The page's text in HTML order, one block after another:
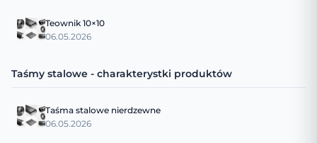
Teownik 10×10
06.05.2026
Taśmy stalowe - charakterystki produktów
Taśma stalowe nierdzewne
06.05.2026